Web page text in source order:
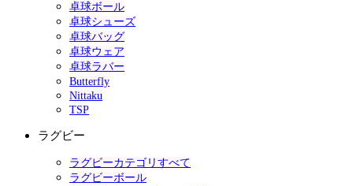
卓球ボール
卓球シューズ
卓球バッグ
卓球ウェア
卓球ラバー
Butterfly
Nittaku
TSP
ラグビー
ラグビーカテゴリすべて
ラグビーボール